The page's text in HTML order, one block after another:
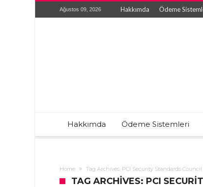
Ağustos 09, 2026 Hakkımda Ödeme
Hakkımda Ödeme Sistemleri
Home Tag Archives: PCI Security Standards Council
TAG ARCHIVES: PCI